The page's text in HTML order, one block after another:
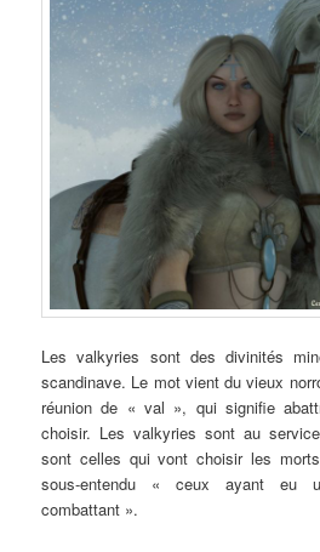
Les valkyries sont des divinités
scandinave. Le mot vient du vieux
réunion de « val », qui signifie
choisir. Les valkyries sont au
sont celles qui vont choisir les
sous-entendu « ceux ayant eu
combattant ».